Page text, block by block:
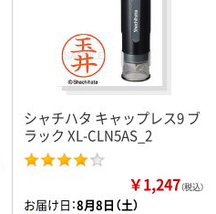
シャチハタ キャップレス9 ブ
ラック XL-CLN5AS_2
￥1,247（税込）
お届け日：8月8日（土）